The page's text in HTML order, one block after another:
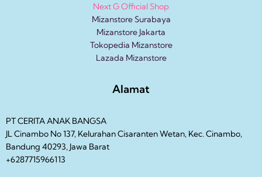
Next G Official Shop
Mizanstore Surabaya
Mizanstore Jakarta
Tokopedia Mizanstore
Lazada Mizanstore
Alamat
PT CERITA ANAK BANGSA
JL Cinambo No 137, Kelurahan Cisaranten Wetan, Kec. Cinambo,
Bandung 40293, Jawa Barat
+6287715966113